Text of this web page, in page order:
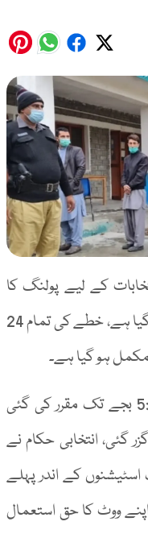
کے لیے پولنگ کا
دورانیہ باضابطہ طور پر اختتام کو پہنچ گیا ہے، خطے کی تمام 24
ہو گیا ہے۔
ووٹنگ صبح 8:00 بجے سے شام 5:00 بجے تک مقرر کی گئی
گئی، انتخابی حکام نے
کے اندر پہلے
ووٹ کا حق استعمال